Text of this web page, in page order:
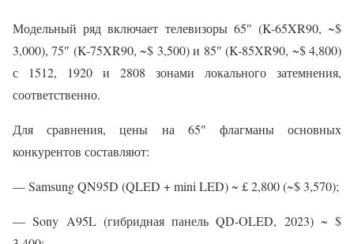
Модельный ряд включает телевизоры 65″ (K-65XR90, ~$
3,000), 75″ (K-75XR90, ~$ 3,500) и 85″ (K-85XR90, ~$ 4,800)
с 1512, 1920 и 2808 зонами локального затемнения,
соответственно.
Для сравнения, цены на 65″ флагманы основных
конкурентов составляют:
— Samsung QN95D (QLED + mini LED) ~ £ 2,800 (~$ 3,570);
— Sony A95L (гибридная панель QD-OLED, 2023) ~ $